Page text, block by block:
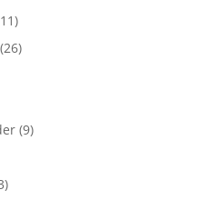
(26)
(9)